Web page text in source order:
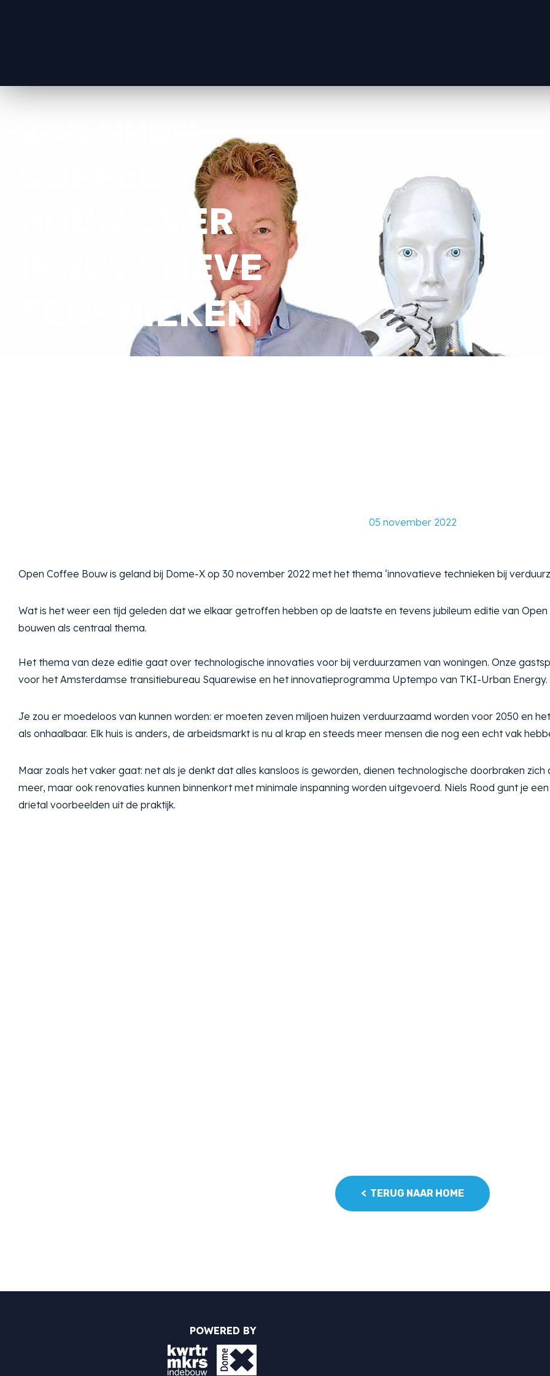
BOUW OVER
INNOVATIEVE
TECHNIEKEN
05 november 2022
Open Coffee Bouw is geland bij Dome-X op 30 november 2022 met het thema ‘innovatieve technieken bij
Wat is het weer een tijd geleden dat we elkaar getroffen hebben op de laatste en tevens jubileum editie van
bouwen als centraal thema.
Het thema van deze editie gaat over technologische innovaties voor bij verduurzamen van woningen. Onze
voor het Amsterdamse transitiebureau Squarewise en het innovatieprogramma Uptempo van TKI-Urban Energy.
Je zou er moedeloos van kunnen worden: er moeten zeven miljoen huizen verduurzaamd worden voor 2050 en
als onhaalbaar. Elk huis is anders, de arbeidsmarkt is nu al krap en steeds meer mensen die nog een echt vak
Maar zoals het vaker gaat: net als je denkt dat alles kansloos is geworden, dienen technologische doorbraken
meer, maar ook renovaties kunnen binnenkort met minimale inspanning worden uitgevoerd. Niels Rood gunt je
drietal voorbeelden uit de praktijk.
< TERUG NAAR HOME
POWERED BY